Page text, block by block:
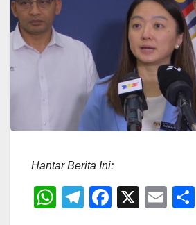
Hantar Berita Ini:
W
T
F
X
E